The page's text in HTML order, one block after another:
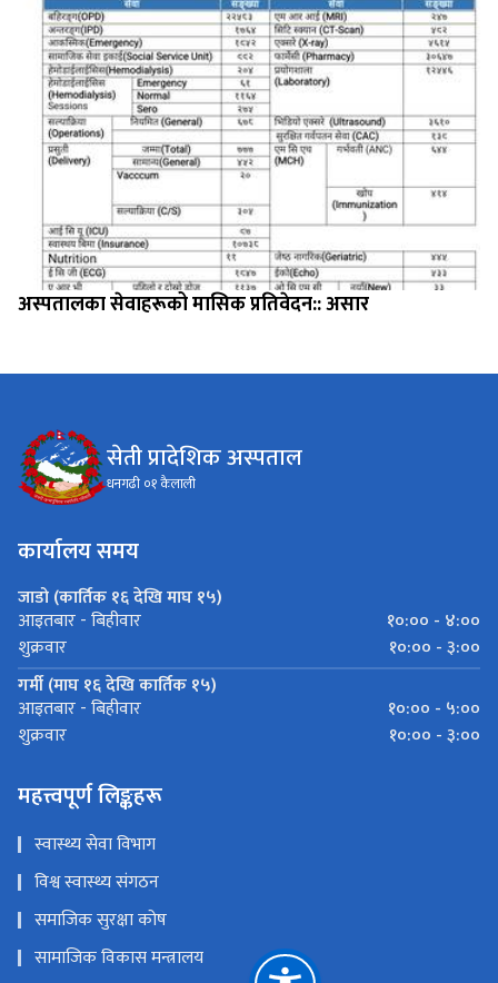
अस्पतालका सेवाहरूको मासिक प्रतिवेदन:: असार
सेती प्रादेशिक अस्पताल
धनगढी ०१ कैलाली
कार्यालय समय
जाडो (कार्तिक १६ देखि माघ १५)
आइतबार - बिहीवार
१०:०० - ४:००
शुक्रवार
१०:०० - ३:००
गर्मी (माघ १६ देखि कार्तिक १५)
आइतबार - बिहीवार
१०:०० - ५:००
शुक्रवार
१०:०० - ३:००
महत्त्वपूर्ण लिङ्कहरू
स्वास्थ्य सेवा विभाग
विश्व स्वास्थ्य संगठन
समाजिक सुरक्षा कोष
सामाजिक विकास मन्त्रालय